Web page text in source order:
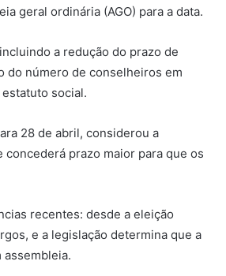
geral ordinária (AGO) para a data.
a redução do prazo de
do número de conselheiros em
social.
28 de abril, considerou a
prazo maior para que os
recentes: desde a eleição
e a legislação determina que a